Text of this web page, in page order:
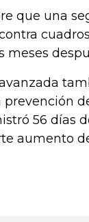
que una
56 días
aumento